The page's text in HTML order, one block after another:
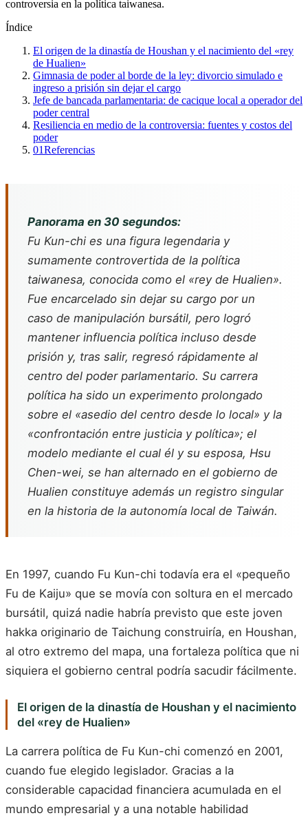
controversia en la política taiwanesa.
Índice
El origen de la dinastía de Houshan y el nacimiento del «rey
de Hualien»
Gimnasia de poder al borde de la ley: divorcio simulado e
ingreso a prisión sin dejar el cargo
Jefe de bancada parlamentaria: de cacique local a operador del
poder central
Resiliencia en medio de la controversia: fuentes y costos del
poder
01Referencias
Panorama en 30 segundos:
Fu Kun-chi es una figura legendaria y
sumamente controvertida de la política
taiwanesa, conocida como el «rey de Hualien».
Fue encarcelado sin dejar su cargo por un
caso de manipulación bursátil, pero logró
mantener influencia política incluso desde
prisión y, tras salir, regresó rápidamente al
centro del poder parlamentario. Su carrera
política ha sido un experimento prolongado
sobre el «asedio del centro desde lo local» y la
«confrontación entre justicia y política»; el
modelo mediante el cual él y su esposa, Hsu
Chen-wei, se han alternado en el gobierno de
Hualien constituye además un registro singular
en la historia de la autonomía local de Taiwán.
En 1997, cuando Fu Kun-chi todavía era el «pequeño
Fu de Kaiju» que se movía con soltura en el mercado
bursátil, quizá nadie habría previsto que este joven
hakka originario de Taichung construiría, en Houshan,
al otro extremo del mapa, una fortaleza política que ni
siquiera el gobierno central podría sacudir fácilmente.
El origen de la dinastía de Houshan y el nacimiento
del «rey de Hualien»
La carrera política de Fu Kun-chi comenzó en 2001,
cuando fue elegido legislador. Gracias a la
considerable capacidad financiera acumulada en el
mundo empresarial y a una notable habilidad